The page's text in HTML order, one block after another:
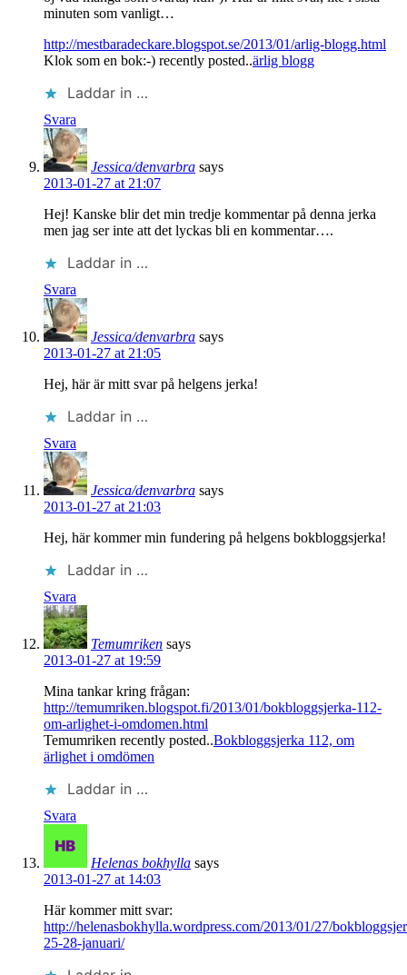
minuten som vanligt…
http://mestbaradeckare.blogspot.se/2013/01/arlig-blogg.html
Klok som en bok:-) recently posted..ärlig blogg
Laddar in …
Svara
Jessica/denvarbra says
2013-01-27 at 21:07
Hej! Kanske blir det min tredje kommentar på denna jerka
men jag ser inte att det lyckas bli en kommentar….
Laddar in …
Svara
Jessica/denvarbra says
2013-01-27 at 21:05
Hej, här är mitt svar på helgens jerka!
Laddar in …
Svara
Jessica/denvarbra says
2013-01-27 at 21:03
Hej, här kommer min fundering på helgens bokbloggsjerka!
Laddar in …
Svara
Temumriken says
2013-01-27 at 19:59
Mina tankar kring frågan:
http://temumriken.blogspot.fi/2013/01/bokbloggsjerka-112-
om-arlighet-i-omdomen.html
Temumriken recently posted..Bokbloggsjerka 112, om
ärlighet i omdömen
Laddar in …
Svara
Helenas bokhylla says
2013-01-27 at 14:03
Här kommer mitt svar:
http://helenasbokhylla.wordpress.com/2013/01/27/
25-28-januari/